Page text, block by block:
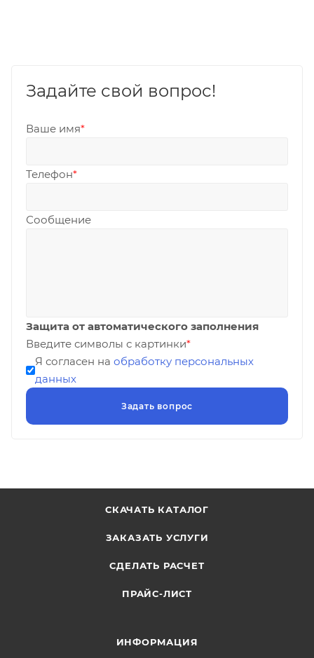
Задайте свой вопрос!
Ваше имя*
Телефон*
Сообщение
Защита от автоматического заполнения
Введите символы с картинки*
Я согласен на обработку персональных
данных
СКАЧАТЬ КАТАЛОГ
ЗАКАЗАТЬ УСЛУГИ
СДЕЛАТЬ РАСЧЕТ
ПРАЙС-ЛИСТ
ИНФОРМАЦИЯ